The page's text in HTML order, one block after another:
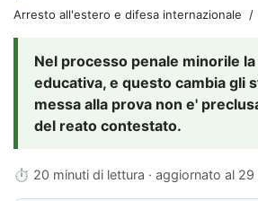
Arresto all'estero e difesa internazionale
Nel processo penale minorile
educativa, e questo cambia gli
messa alla prova non e'
del reato contestato.
⏱ 20 minuti di lettura · aggiornato al 29